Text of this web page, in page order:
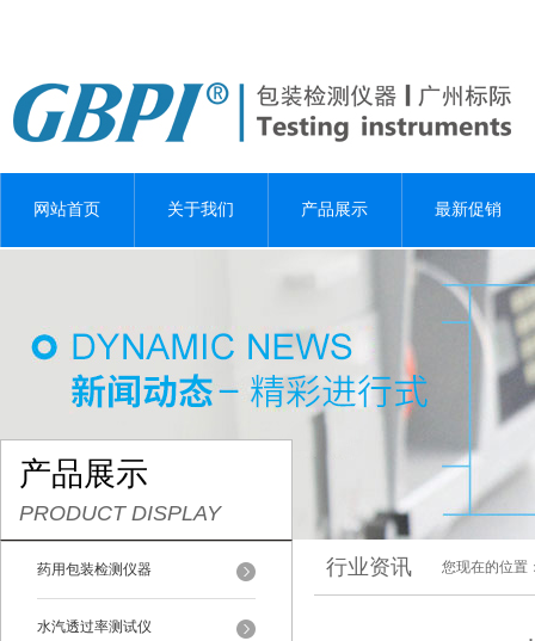
网站首页 关于我们 产品展示 最新促销
产品展示
PRODUCT DISPLAY
药用包装检测仪器
水汽透过率测试仪
行业资讯 您现在的位置